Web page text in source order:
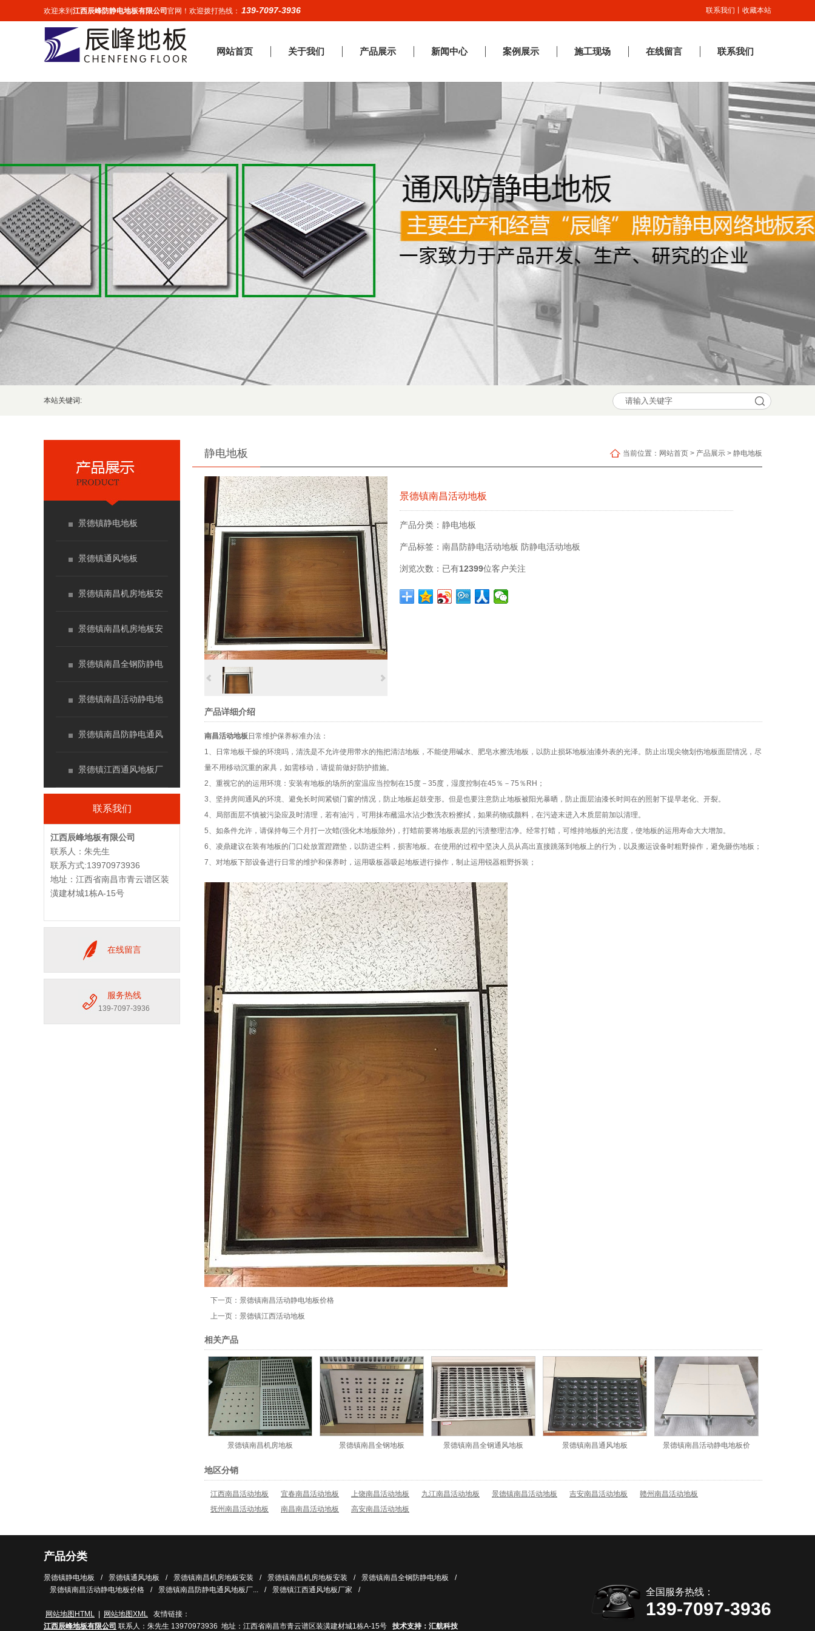
联系我们 收藏本站
欢迎来到 江西辰峰防静电地板有限公司 官网！欢迎拨打热线： 139-7097-3936
网站首页 关于我们 产品展示 新闻中心 案例展示 施工现场 在线留言 联系我们
本站关键词:
当前位置： 网站首页 > 产品展示 > 静电地板
静电地板
景德镇南昌活动地板
产品分类： 静电地板
产品标签： 南昌防静电活动地板 防静电活动地板
浏览次数： 已有12399位客户关注
产品详细介绍
南昌活动地板日常维护保养标准办法：
1、日常地板干燥的环境吗，清洗是不允许使用带水的拖把清洁地板，不能使用碱水、肥皂水擦洗地板，以防止损坏地板油漆外表的光泽。防止出现尖物划伤地板面层情况，尽
量不用移动沉重的家具，如需移动，请提前做好防护措施。
2、重视它的的运用环境：安装有地板的场所的室温应当控制在15度－35度，湿度控制在45％－75％RH；
3、坚持房间通风的环境、避免长时间紧锁门窗的情况，防止地板起鼓变形。但是也要注意防止地板被阳光暴晒，防止面层油漆长时间在的照射下提早老化、开裂。
4、局部面层不慎被污染应及时清理，若有油污，可用抹布蘸温水沾少数洗衣粉擦拭，如果药物或颜料，在污迹末进入木质层前加以清理。
5、如条件允许，请保持每三个月打一次蜡(强化木地板除外)，打蜡前要将地板表层的污渍整理洁净。经常打蜡，可维持地板的光洁度，使地板的运用寿命大大增加。
6、凌鼎建议在装有地板的门口处放置蹬蹭垫，以防进尘料，损害地板。在使用的过程中坚决人员从高出直接跳落到地板上的行为，以及搬运设备时粗野操作，避免砸伤地板；
7、对地板下部设备进行日常的维护和保养时，运用吸板器吸起地板进行操作，制止运用锐器粗野拆装；
下一页： 景德镇南昌活动静电地板价格
上一页： 景德镇江西活动地板
相关产品
景德镇南昌机房地板 景德镇南昌全钢地板 景德镇南昌全钢通风地板 景德镇南昌通风地板 景德镇南昌活动静电地板价
地区分销
江西南昌活动地板 宜春南昌活动地板 上饶南昌活动地板 九江南昌活动地板 景德镇南昌活动地板 吉安南昌活动地板
赣州南昌活动地板
抚州南昌活动地板
南昌南昌活动地板 高安南昌活动地板
景德镇静电地板
景德镇通风地板
景德镇南昌机房地板安
装
景德镇南昌机房地板安
装
景德镇南昌全钢防静电
地板
景德镇南昌活动静电地
板价格
景德镇南昌防静电通风
地板厂家
景德镇江西通风地板厂
联系我们
江西辰峰地板有限公司
联系人：朱先生
联系方式:13970973936
地址：江西省南昌市青云谱区装
潢建材城1栋A-15号
在线留言
服务热线
139-7097-3936
全国服务热线：
139-7097-3936
产品分类
景德镇静电地板 / 景德镇通风地板 / 景德镇南昌机房地板安装 / 景德镇南昌机房地板安装 / 景德镇南昌全钢防静电地板
/
景德镇南昌活动静电地板价格
/ 景德镇南昌防静电通风地板厂... / 景德镇江西通风地板厂家 /
网站地图HTML 网站地图XML
友情链接：
江西辰峰地板有限公司 联系人：朱先生 13970973936 地址：江西省南昌市青云谱区装潢建材城1栋A-15号 技术支持：汇航科技